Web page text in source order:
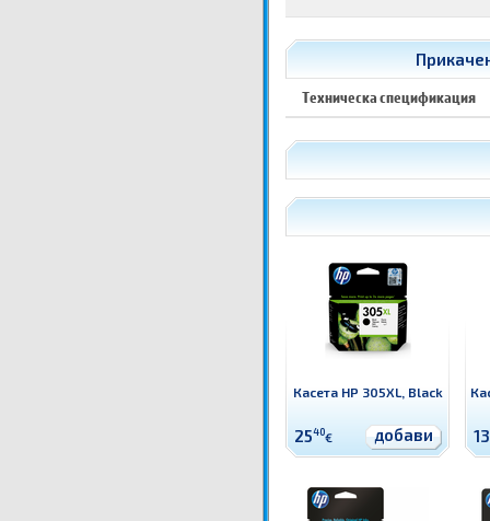
Техническа спецификация
Касета HP 305XL, Black
2540€ добави 13